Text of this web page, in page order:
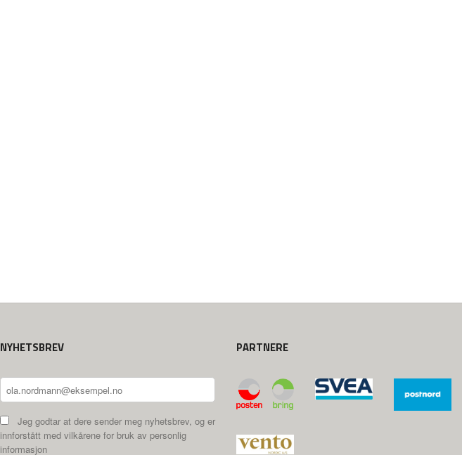
NYHETSBREV
Jeg godtar at dere sender meg nyhetsbrev, og er
innforstått med vilkårene for bruk av personlig
informasjon
PARTNERE